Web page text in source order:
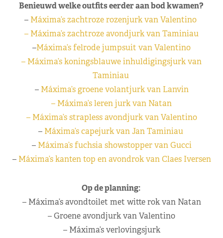
Benieuwd welke outfits eerder aan bod kwamen?
– Máxima’s zachtroze rozenjurk van Valentino
– Máxima’s zachtroze avondjurk van Taminiau
–Máxima’s felrode jumpsuit van Valentino
– Máxima’s koningsblauwe inhuldigingsjurk van
Taminiau
– Máxima’s groene volantjurk van Lanvin
– Máxima’s leren jurk van Natan
– Máxima’s strapless avondjurk van Valentino
– Máxima’s capejurk van Jan Taminiau
– Máxima’s fuchsia showstopper van Gucci
–Máxima’s kanten top en avondrok van Claes Iversen
Op de planning:
– Máxima’s avondtoilet met witte rok van Natan
– Groene avondjurk van Valentino
– Máxima’s verlovingsjurk